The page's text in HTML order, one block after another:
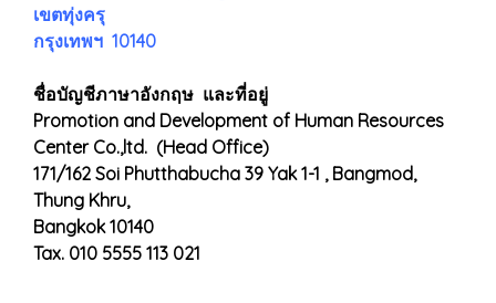
เขตทุ่งครุ
กรุงเทพฯ 10140
ชื่อบัญชีภาษาอังกฤษ และที่อยู่
Promotion and Development of Human Resources
Center Co.,ltd. (Head Office)
171/162 Soi Phutthabucha 39 Yak 1-1 , Bangmod,
Thung Khru,
Bangkok 10140
Tax. 010 5555 113 021